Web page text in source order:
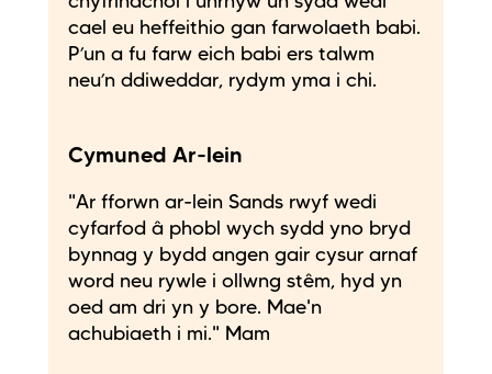
cael eu heffeithio gan farwolaeth babi.
P’un a fu farw eich babi ers talwm
neu’n ddiweddar, rydym yma i chi.
Cymuned Ar-lein
"Ar fforwn ar-lein Sands rwyf wedi
cyfarfod â phobl wych sydd yno bryd
bynnag y bydd angen gair cysur arnaf
word neu rywle i ollwng stêm, hyd yn
oed am dri yn y bore. Mae'n
achubiaeth i mi." Mam